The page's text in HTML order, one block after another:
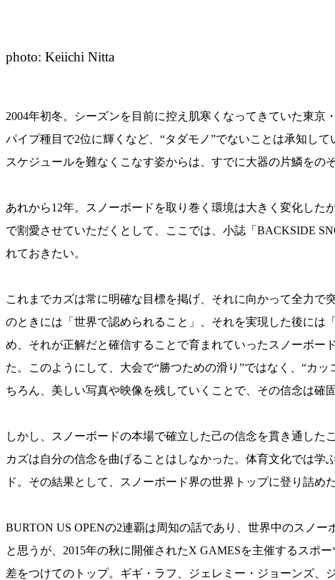
photo: Keiichi Nitta
2004年初冬。シーズンを目前に控え肌寒くなってきていた東
パイプ種目で2位に輝くなど、“タダモノ”でないことは承知し
スケジュールを難なくこなす姿からは、すでに大器の片鱗をの
あれから12年。スノーボードを取り巻く環境は大きく変化し
で割愛させていただくとして、ここでは、小誌「BACKSIDE
れておきたい。
これまでカズは常に明確な目標を掲げ、それに向かって全力
のときには「世界で認められること」、それを実現した後に
め、それが正解だと確信することで育まれていったスノーボ
た。このようにして、大会で“勝つための滑り”ではなく、“カ
ちろん、美しい写真や映像を残していくことで、その信念は確
しかし、スノーボードの本場で確立した己の信念を貫き通した
カズは自分の信念を曲げることはしなかった。体育文化では
ド。その結果として、スノーボード界の世界トップに登り詰め
BURTON US OPENの2連覇は周知の話であり、世界中のスノ
と思うが、2015年の秋に開催されたX GAMESを主催するスポ
差をつけてのトップ。ギギ・ラフ、ジェレミー・ジョーンズ